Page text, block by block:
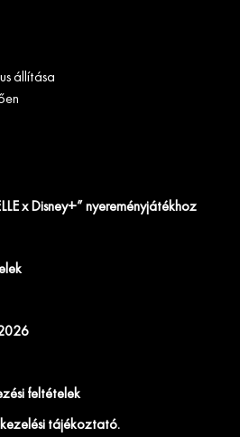
állítása
x Disney+” nyereményjátékhoz
feltételek
tájékoztató.